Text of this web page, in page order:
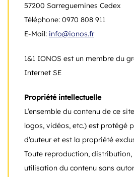
57200 Sarreguemines Cedex
Téléphone: 0970 808 911
E-Mail: info@ionos.fr
1&1 IONOS est un membre du
Internet SE
Propriété intellectuelle
L’ensemble du contenu de ce
logos, vidéos, etc.) est protégé
d’auteur et est la propriété
Toute reproduction,
utilisation du contenu sans